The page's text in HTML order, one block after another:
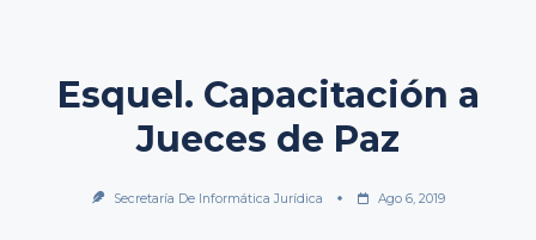
Esquel. Capacitación a
Jueces de Paz
Secretaría De Informática Jurídica Ago 6, 2019